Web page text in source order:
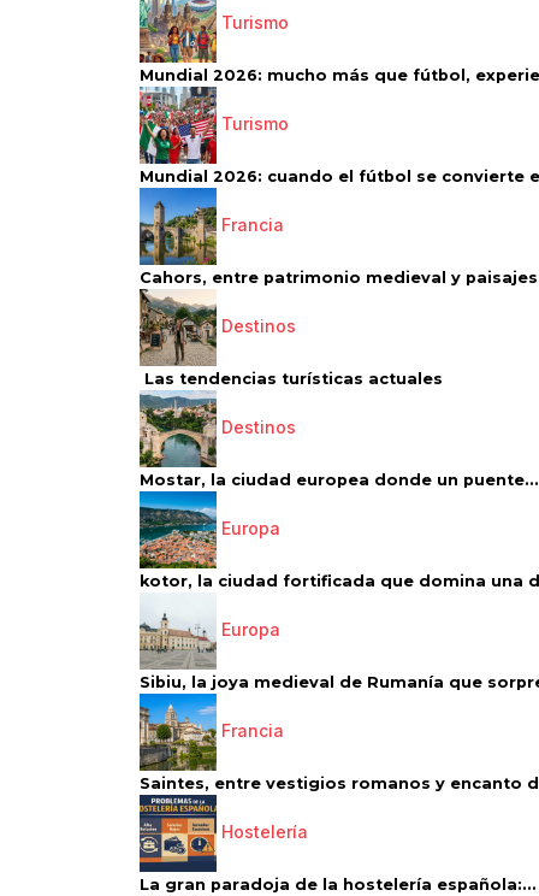
Turismo
Mundial 2026: mucho más que fútbol,
Turismo
Mundial 2026: cuando el fútbol se convierte
Francia
Cahors, entre patrimonio medieval y paisajes
Destinos
Las tendencias turísticas actuales
Destinos
Mostar, la ciudad europea donde un puente...
Europa
kotor, la ciudad fortificada que domina una
Europa
Sibiu, la joya medieval de Rumanía que
Francia
Saintes, entre vestigios romanos y encanto
Hostelería
La gran paradoja de la hostelería española:...